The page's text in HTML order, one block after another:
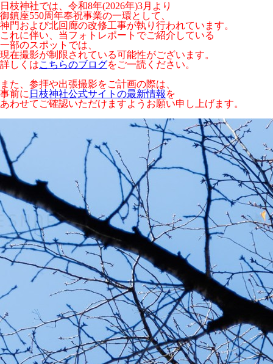
日枝神社では、令和8年(2026年)3月より
御鎮座550周年奉祝事業の一環として、
神門および北回廊の改修工事が執り行われています。
これに伴い、当フォトレポートでご紹介している
一部のスポットでは、
現在撮影が制限されている可能性がございます。
詳しくはこちらのブログをご一読ください。
また、参拝や出張撮影をご計画の際は、
事前に 日枝神社公式サイトの最新情報 を
あわせてご確認いただけますようお願い申し上げます。